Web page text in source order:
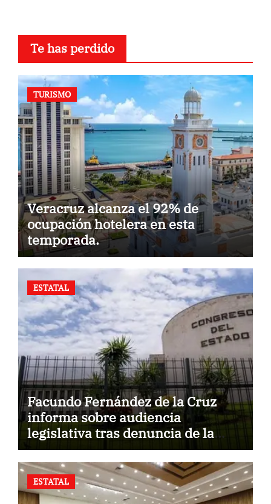
Te has perdido
TURISMO
Veracruz alcanza el 92% de
ocupación hotelera en esta
temporada.
ESTATAL
Facundo Fernández de la Cruz
informa sobre audiencia
legislativa tras denuncia de la
Fiscalía.
ESTATAL